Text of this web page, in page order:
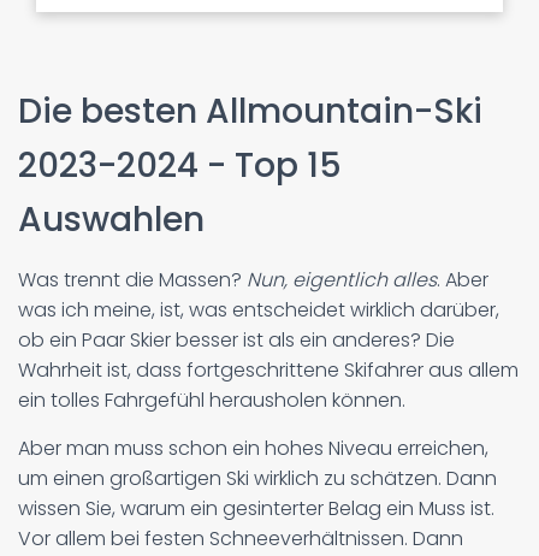
Die besten Allmountain-Ski
2023-2024 - Top 15
Auswahlen
Was trennt die Massen? Nun, eigentlich alles. Aber
was ich meine, ist, was entscheidet wirklich darüber,
ob ein Paar Skier besser ist als ein anderes? Die
Wahrheit ist, dass fortgeschrittene Skifahrer aus allem
ein tolles Fahrgefühl herausholen können.
Aber man muss schon ein hohes Niveau erreichen,
um einen großartigen Ski wirklich zu schätzen. Dann
wissen Sie, warum ein gesinterter Belag ein Muss ist.
Vor allem bei festen Schneeverhältnissen. Dann